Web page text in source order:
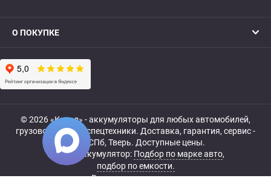
О ПОКУПКЕ
© 2026 «Катод» - аккумуляторы для любых автомобилей,
грузовой, мото- и спецтехники. Доставка, гарантия, сервис -
МСК, СПб, Тверь. Доступные цены.
Купить аккумулятор: Подбор по марке авто,
подбор по емкости.
Все права защищены.